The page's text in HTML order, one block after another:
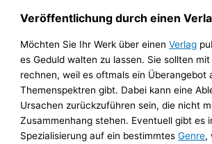
Veröffentlichung durch einen
Möchten Sie Ihr Werk über einenVerlag
es Geduld walten zu lassen. Sie sollten
rechnen, weil es oftmals ein Überangebot
Themenspektren gibt. Dabei kann eine
Ursachen zurückzuführen sein, die nicht
Zusammenhang stehen. Eventuell gibt es
Spezialisierung auf ein bestimmtesGenre,